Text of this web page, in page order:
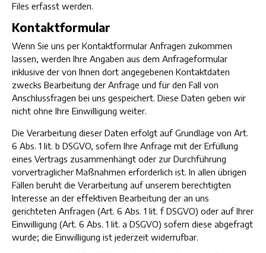
Files erfasst werden.
Kontaktformular
Wenn Sie uns per Kontaktformular Anfragen zukommen
lassen, werden Ihre Angaben aus dem Anfrageformular
inklusive der von Ihnen dort angegebenen Kontaktdaten
zwecks Bearbeitung der Anfrage und für den Fall von
Anschlussfragen bei uns gespeichert. Diese Daten geben wir
nicht ohne Ihre Einwilligung weiter.
Die Verarbeitung dieser Daten erfolgt auf Grundlage von Art.
6 Abs. 1 lit. b DSGVO, sofern Ihre Anfrage mit der Erfüllung
eines Vertrags zusammenhängt oder zur Durchführung
vorvertraglicher Maßnahmen erforderlich ist. In allen übrigen
Fällen beruht die Verarbeitung auf unserem berechtigten
Interesse an der effektiven Bearbeitung der an uns
gerichteten Anfragen (Art. 6 Abs. 1 lit. f DSGVO) oder auf Ihrer
Einwilligung (Art. 6 Abs. 1 lit. a DSGVO) sofern diese abgefragt
wurde; die Einwilligung ist jederzeit widerrufbar.